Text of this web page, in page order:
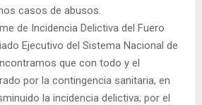
casos de abusos.
de Incidencia Delictiva del Fuero
Ejecutivo del Sistema Nacional de
que con todo y el
por la contingencia sanitaria, en
la incidencia delictiva; por el